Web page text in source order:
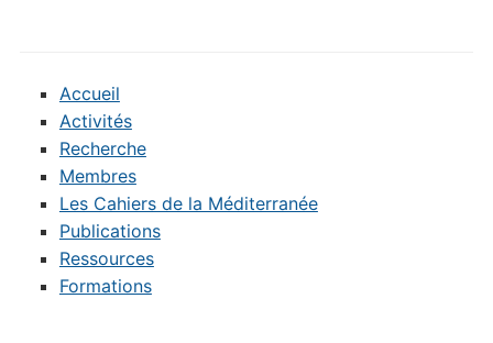
Accueil
Activités
Recherche
Membres
Les Cahiers de la Méditerranée
Publications
Ressources
Formations